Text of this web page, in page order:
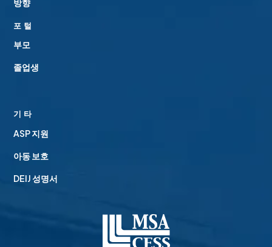
방향
포털
부모
졸업생
기타
ASP 지원
아동 보호
DEIJ 성명서